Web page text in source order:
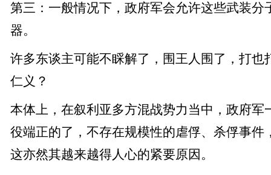
第三：一般情况下，政府军会允许这些武装分
器。
许多东谈主可能不睬解了，围王人围了，打也
仁义？
本体上，在叙利亚多方混战势力当中，政府军
役端正的了，不存在规模性的虐俘、杀俘事件
这亦然其越来越得人心的紧要原因。